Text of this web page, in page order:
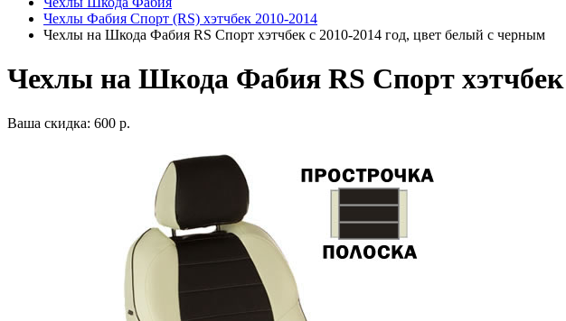
Чехлы Фабия Спорт (RS) хэтчбек 2010-2014
Чехлы на Шкода Фабия RS Спорт хэтчбек с 2010-2014 год, цвет белый с черным
Чехлы на Шкода Фабия RS Спорт хэтчбек
Ваша скидка: 600 р.